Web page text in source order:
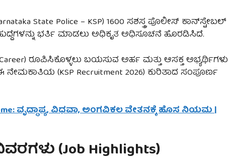
State Police – KSP) 1600 ಸಶಸ್ತ್ರ ಪೊಲೀಸ್ ಕಾನ್‌ಸ್ಟೇಬಲ್
ಹುದ್ದೆಗಳನ್ನು ಭರ್ತಿ ಮಾಡಲು ಅಧಿಕೃತ ಅಧಿಸೂಚನೆ ಹೊರಡಿಸಿದೆ.
ರೂಪಿಸಿಕೊಳ್ಳಲು ಬಯಸುವ ಅರ್ಹ ಮತ್ತು ಆಸಕ್ತ ಅಭ್ಯರ್ಥಿಗಳು
(KSP Recruitment 2026) ಕುರಿತಾದ ಸಂಪೂರ್ಣ
ವೃದ್ಧಾಪ್ಯ, ವಿಧವಾ, ಅಂಗವಿಕಲ ವೇತನಕ್ಕೆ ಹೊಸ ನಿಯಮ |
(Job Highlights)